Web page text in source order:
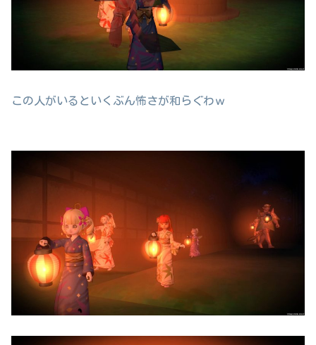
この人がいるといくぶん怖さが和らぐわｗ